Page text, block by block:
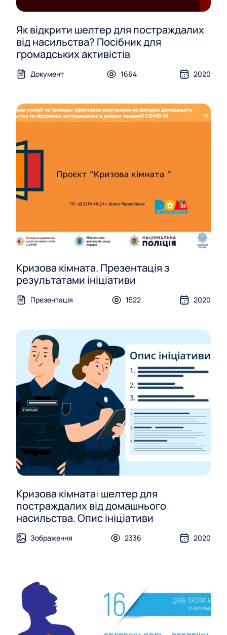
Як відкрити шелтер для постраждалих
від насильства? Посібник для
громадських активістів
Документ 1664 2020
Кризова кімната. Презентація з
результатами ініціативи
Презентація 1522 2020
Кризова кімната: шелтер для
постраждалих від домашнього
насильства. Опис ініціативи
Зображення 2336 2020